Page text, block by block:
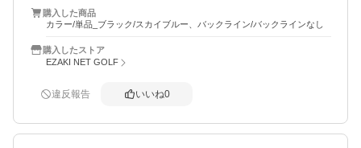
購入した商品
カラー/単品_ブラック/スカイブルー、バックライン/バックラインなし
購入したストア
EZAKI NET GOLF
違反報告 いいね0